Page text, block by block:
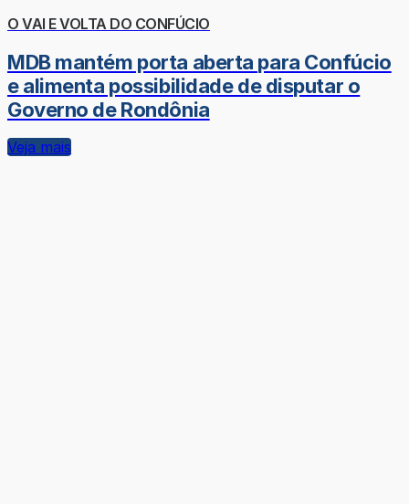
O VAI E VOLTA DO CONFÚCIO
MDB mantém porta aberta para Confúcio
e alimenta possibilidade de disputar o
Governo de Rondônia
Veja mais